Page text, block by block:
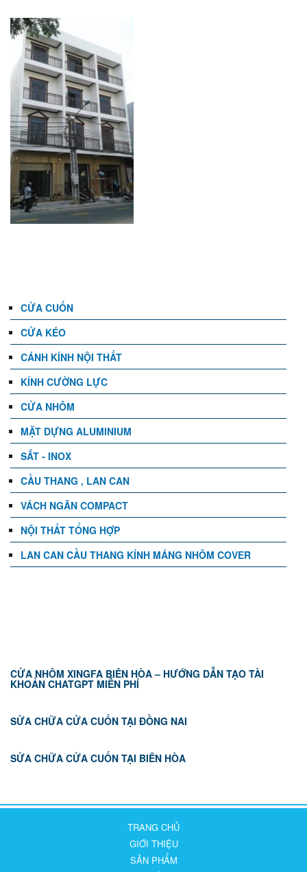
CỬA CUỐN
CỬA KÉO
CÁNH KÍNH NỘI THẤT
KÍNH CƯỜNG LỰC
CỬA NHÔM
MẶT DỰNG ALUMINIUM
SẮT - INOX
CẦU THANG , LAN CAN
VÁCH NGĂN COMPACT
NỘI THẤT TỔNG HỢP
LAN CAN CẦU THANG KÍNH MÁNG NHÔM COVER
CỬA NHÔM XINGFA BIÊN HÒA – HƯỚNG DẪN TẠO TÀI
KHOẢN CHATGPT MIỄN PHÍ
SỬA CHỮA CỬA CUỐN TẠI ĐỒNG NAI
SỬA CHỮA CỬA CUỐN TẠI BIÊN HÒA
TRANG CHỦ
GIỚI THIỆU
SẢN PHẨM